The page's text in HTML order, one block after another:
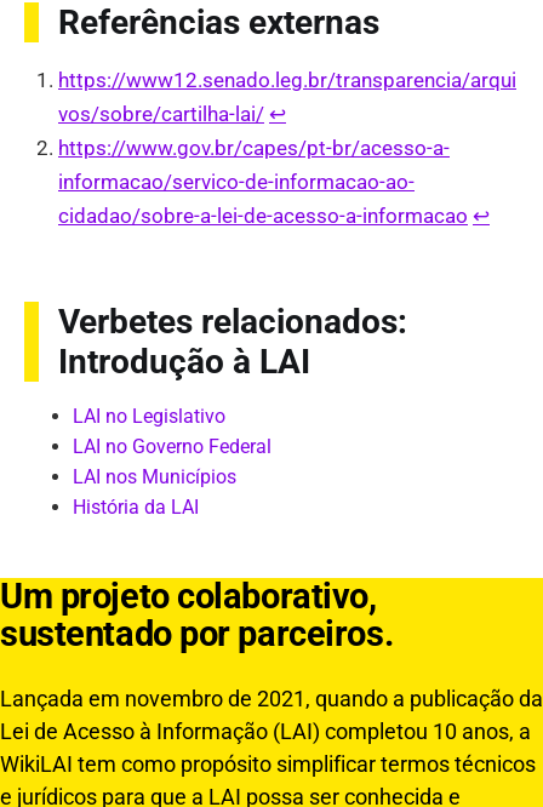
Referências externas
https://www12.senado.leg.br/transparencia/arqui
vos/sobre/cartilha-lai/ ↩︎
https://www.gov.br/capes/pt-br/acesso-a-
informacao/servico-de-informacao-ao-
cidadao/sobre-a-lei-de-acesso-a-informacao ↩︎
Verbetes relacionados:
Introdução à LAI
LAI no Legislativo
LAI no Governo Federal
LAI nos Municípios
História da LAI
Um projeto colaborativo,
sustentado por parceiros.
Lançada em novembro de 2021, quando a publicação da
Lei de Acesso à Informação (LAI) completou 10 anos, a
WikiLAI tem como propósito simplificar termos técnicos
e jurídicos para que a LAI possa ser conhecida e